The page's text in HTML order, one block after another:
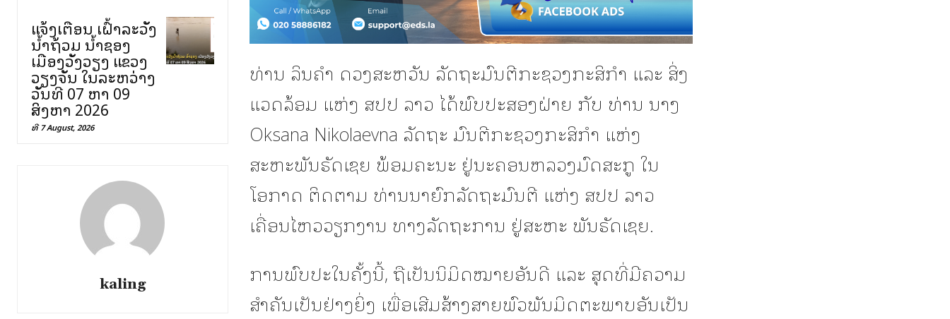
ແຈ້ງເຕືອນ ເຝົ້າລະວັງ
ນ້ຳຖ້ວມ ນ້ຳຊອງ
ເມືອງວັງວຽງ ແຂວງ
ວຽງຈັນ ໃນລະຫວ່າງ
ວັນທີ 07 ຫາ 09
ສິງຫາ 2026
ທີ 7 August, 2026
kaling
ທ່ານ ລິນຄໍາ ດວງສະຫວັນ ລັດຖະມົນຕີກະຊວງກະສິກຳ ແລະ ສິ່ງ
ແວດລ້ອມ ແຫ່ງ ສປປ ລາວ ໄດ້ພົບປະສອງຝ່າຍ ກັບ ທ່ານ ນາງ
Oksana Nikolaevna ລັດຖະ ມົນຕີກະຊວງກະສິກໍາ ແຫ່ງ
ສະຫະພັນຣັດເຊຍ ພ້ອມຄະນະ ຢູ່ນະຄອນຫລວງມົດສະກູ ໃນ
ໂອກາດ ຕິດຕາມ ທ່ານນາຍົກລັດຖະມົນຕີ ແຫ່ງ ສປປ ລາວ
ເຄື່ອນໄຫວວຽກງານ ທາງລັດຖະການ ຢູ່ສະຫະ ພັນຣັດເຊຍ.
ການພົບປະໃນຄັ້ງນີ້, ຖືເປັນນິມິດໝາຍອັນດີ ແລະ ສຸດທີ່ມີຄວາມ
ສໍາຄັນເປັນຢ່າງຍິ່ງ ເພື່ອເສີມສ້າງສາຍພົວພັນມິດຕະພາບອັນເປັນ